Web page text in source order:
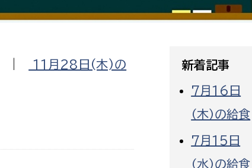
観光
者部
者支援課
経済部
観光課
農政課
水産海浜課
11月28日(木)の 新着記事
7月16日
（木）の給食
7月15日
（水）の給食